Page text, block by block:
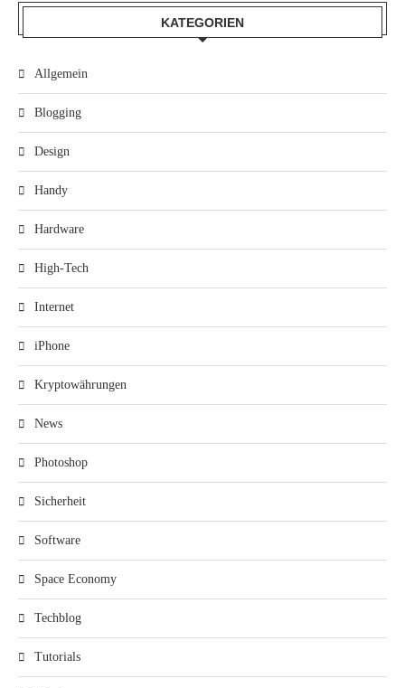
KATEGORIEN
Allgemein
Blogging
Design
Handy
Hardware
High-Tech
Internet
iPhone
Kryptowährungen
News
Photoshop
Sicherheit
Software
Space Economy
Techblog
Tutorials